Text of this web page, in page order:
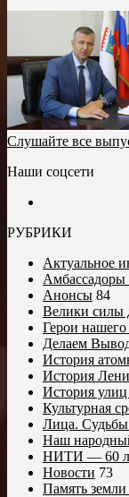
Слушайте все
Наши соцсети
РУБРИКИ
Актуальное
Амбассадоры
Анонсы 84
Велики
Герои
Делаем
История
История
История
Культурная
Лица.
Наш
НИТИ — 60
Новости 73
Память земли